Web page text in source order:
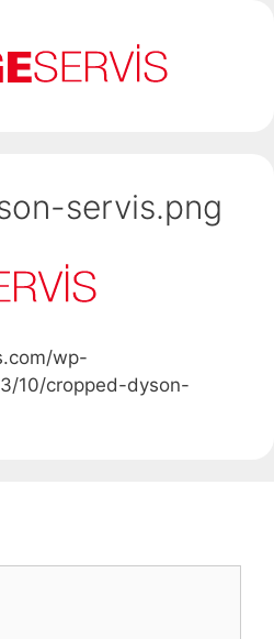
servis.png
wp-
10/cropped-dyson-